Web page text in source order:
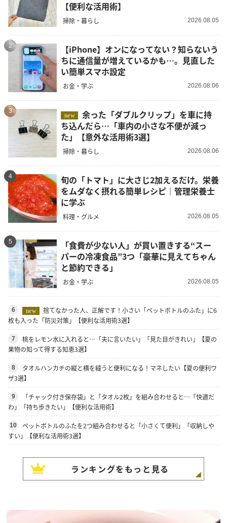
【便利な活用術】
掃除・暮らし 2026.08.05
2
【iPhone】オンになってない？知らないう
ちに通信量が増えているかも…。見直した
い簡単スマホ設定
お金・学ぶ 2026.08.06
3
new
余った「ダブルクリップ」を車に持
ち込んだら…「車内の小さな不便が減っ
た」【意外な活用術3選】
掃除・暮らし 2026.08.06
4
旬の「トマト」に大さじ2加えるだけ。栄養
をムダなく摂れる簡単レシピ｜管理栄養士
に学ぶ
料理・グルメ 2026.08.05
5
「食費が少ない人」が買い置きする“スー
パーの冷凍食品”3つ「豪華に見えてちゃん
と節約できる」
お金・学ぶ 2026.08.05
6 new
捨てなかった人、正解です！小さい「ペットボトルのふた」に6
枚も入った「防災対策」【便利な活用術3選】
7
桃をレモン水に入れると…「夫に言いたい」「見た目がきれい」【夏の
果物の知って得する知恵3選】
8
タオルハンカチの縦と横を縫うと便利になる！マネしたい【夏の便利ワ
ザ3選】
9
「チャック付き保存袋」と「タオル2枚」を組み合わせると…「快適だ
わ」「持ち歩きたい」【便利な活用術】
10
ペットボトルのふたを2つ組み合わせると「小さくて便利」「収納しや
すい」【便利な活用術3選】
ランキングをもっと見る